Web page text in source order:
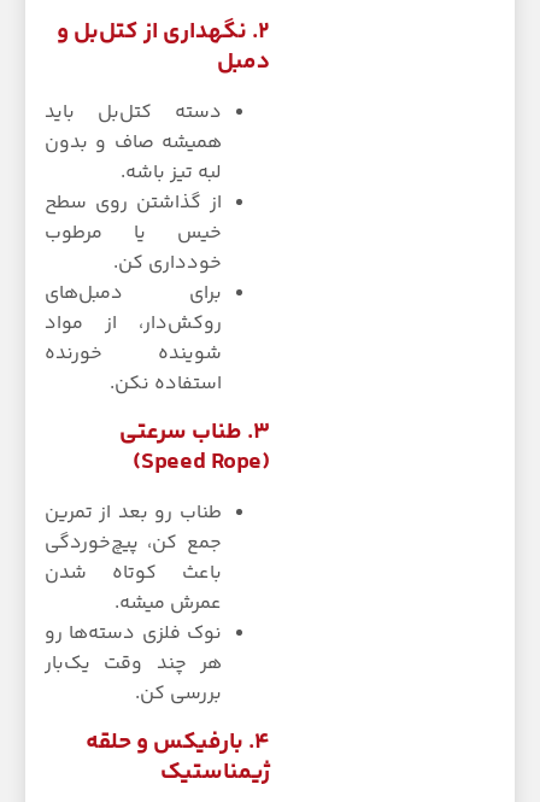
۲. نگهداری از کتل‌بل و
دمبل
دسته کتل‌بل باید
همیشه صاف و بدون
لبه تیز باشه.
از گذاشتن روی سطح
خیس یا مرطوب
خودداری کن.
برای دمبل‌های
روکش‌دار، از مواد
شوینده خورنده
استفاده نکن.
۳. طناب سرعتی
(Speed Rope)
طناب رو بعد از تمرین
جمع کن، پیچ‌خوردگی
باعث کوتاه شدن
عمرش میشه.
نوک فلزی دسته‌ها رو
هر چند وقت یک‌بار
بررسی کن.
۴. بارفیکس و حلقه
ژیمناستیک